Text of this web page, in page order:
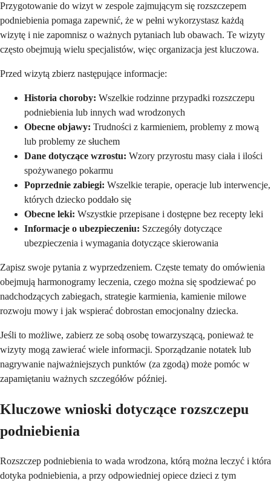
Przygotowanie do wizyt w zespole zajmującym się rozszczepem
podniebienia pomaga zapewnić, że w pełni wykorzystasz każdą
wizytę i nie zapomnisz o ważnych pytaniach lub obawach. Te wizyty
często obejmują wielu specjalistów, więc organizacja jest kluczowa.
Przed wizytą zbierz następujące informacje:
Historia choroby: Wszelkie rodzinne przypadki rozszczepu
podniebienia lub innych wad wrodzonych
Obecne objawy: Trudności z karmieniem, problemy z mową
lub problemy ze słuchem
Dane dotyczące wzrostu: Wzory przyrostu masy ciała i ilości
spożywanego pokarmu
Poprzednie zabiegi: Wszelkie terapie, operacje lub interwencje,
których dziecko poddało się
Obecne leki: Wszystkie przepisane i dostępne bez recepty leki
Informacje o ubezpieczeniu: Szczegóły dotyczące
ubezpieczenia i wymagania dotyczące skierowania
Zapisz swoje pytania z wyprzedzeniem. Częste tematy do omówienia
obejmują harmonogramy leczenia, czego można się spodziewać po
nadchodzących zabiegach, strategie karmienia, kamienie milowe
rozwoju mowy i jak wspierać dobrostan emocjonalny dziecka.
Jeśli to możliwe, zabierz ze sobą osobę towarzyszącą, ponieważ te
wizyty mogą zawierać wiele informacji. Sporządzanie notatek lub
nagrywanie najważniejszych punktów (za zgodą) może pomóc w
zapamiętaniu ważnych szczegółów później.
Kluczowe wnioski dotyczące rozszczepu
podniebienia
Rozszczep podniebienia to wada wrodzona, którą można leczyć i która
dotyka podniebienia, a przy odpowiedniej opiece dzieci z tym